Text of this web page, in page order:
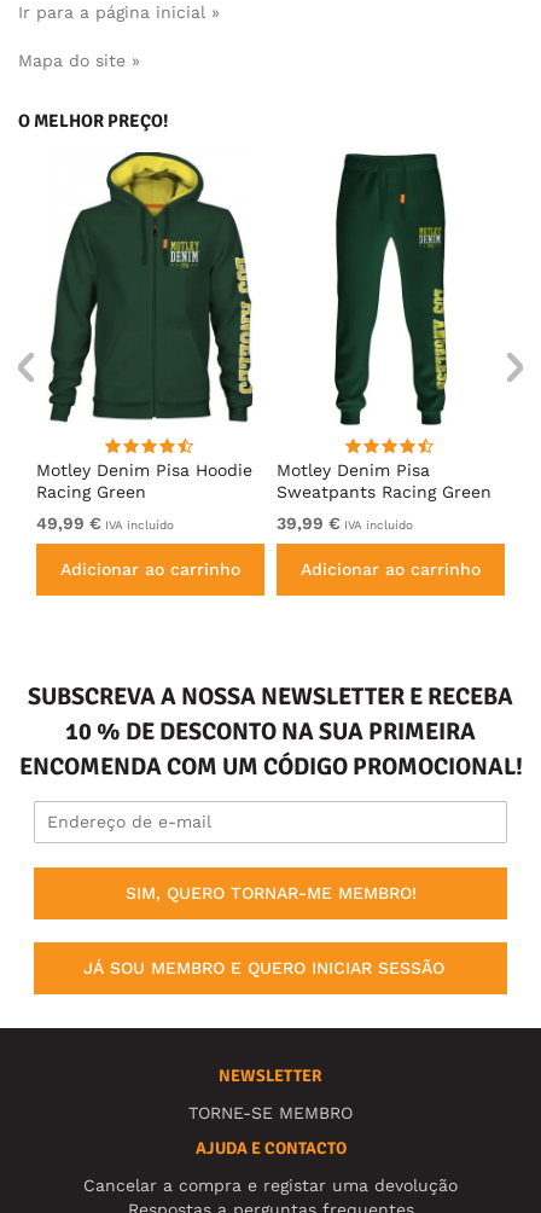
Ir para a página inicial »
Mapa do site »
O MELHOR PREÇO!
Motley Denim Pisa Hoodie
Racing Green
49,99 € IVA incluído
Adicionar ao carrinho
Motley Denim Pisa
Sweatpants Racing Green
39,99 € IVA incluído
Adicionar ao carrinho
SUBSCREVA A NOSSA NEWSLETTER E RECEBA
10 % DE DESCONTO NA SUA PRIMEIRA
ENCOMENDA COM UM CÓDIGO PROMOCIONAL!
SIM, QUERO TORNAR-ME MEMBRO!
JÁ SOU MEMBRO E QUERO INICIAR SESSÃO
NEWSLETTER
TORNE-SE MEMBRO
AJUDA E CONTACTO
Cancelar a compra e registar uma devolução